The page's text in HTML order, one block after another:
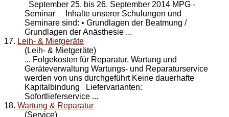
September 25. bis 26. September 2014 MPG -
Seminar Inhalte unserer Schulungen und
Seminare sind: • Grundlagen der Beatmung /
Grundlagen der Anästhesie ...
17. Leih- & Mietgeräte
(Leih- & Mietgeräte)
... Folgekosten für Reparatur, Wartung und
Geräteverwaltung Wartungs- und Reparaturservice
werden von uns durchgeführt Keine dauerhafte
Kapitalbindung Liefervarianten:
Sofortlieferservice ...
18. Wartung & Reparatur
(Service)